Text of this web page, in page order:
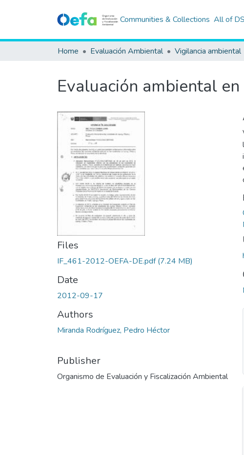
Communities & Collections All of
Home Evaluación Ambiental Vigilancia ambiental
Evaluación ambiental
Files
IF_461-2012-OEFA-DE.pdf(7.24 MB)
Date
2012-09-17
Authors
Miranda Rodríguez, Pedro Héctor
Publisher
Organismo de Evaluación y Fiscalización Ambiental